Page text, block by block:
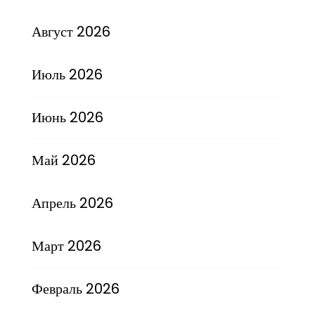
Август 2026
Июль 2026
Июнь 2026
Май 2026
Апрель 2026
Март 2026
Февраль 2026